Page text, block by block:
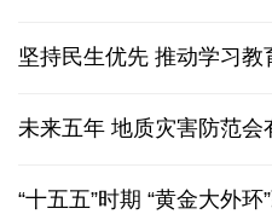
坚持民生优先 推动学习教
未来五年 地质灾害防范会
“十五五”时期 “黄金大外